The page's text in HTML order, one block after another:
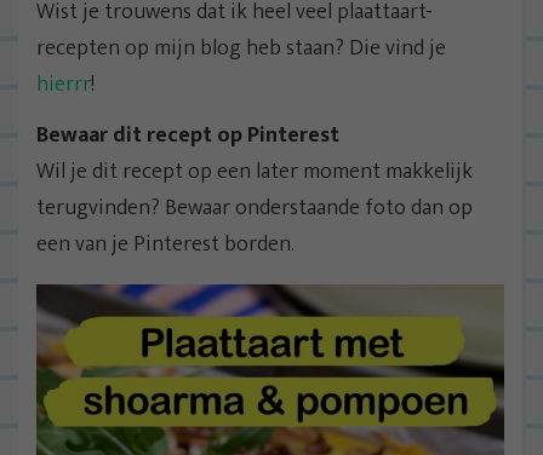
Wist je trouwens dat ik heel veel plaattaart-
recepten op mijn blog heb staan? Die vind je
hierrr!
Bewaar dit recept op Pinterest
Wil je dit recept op een later moment makkelijk
terugvinden? Bewaar onderstaande foto dan op
een van je Pinterest borden.